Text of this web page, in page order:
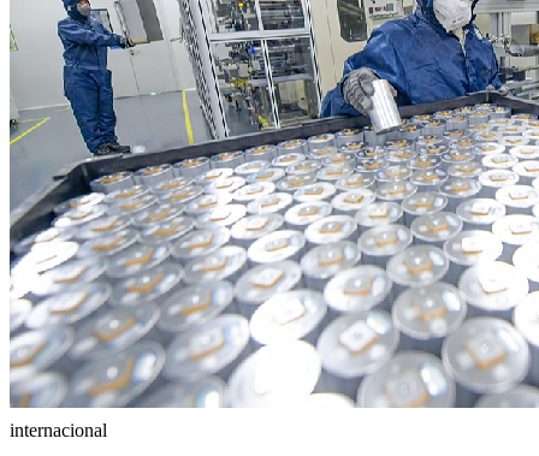
internacional